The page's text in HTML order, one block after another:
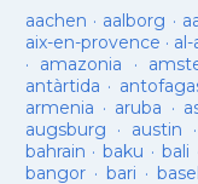
aachen · aalborg ·
aix-en-provence · al-
· amazonia ·
antàrtida ·
armenia · aruba ·
augsburg · austin ·
bahrain ·baku · bali
bangor· bari ·basel